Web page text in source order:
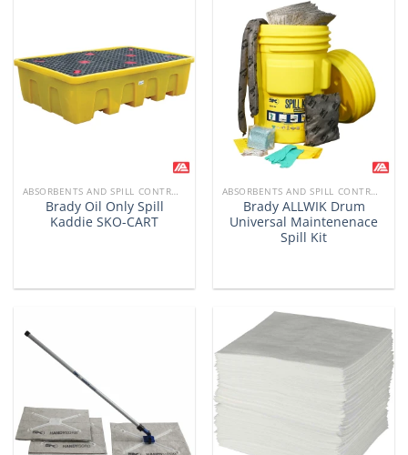
Brady Oil Only Spill
Kaddie SKO-CART
Brady ALLWIK Drum
Universal Maintenenace
Spill Kit